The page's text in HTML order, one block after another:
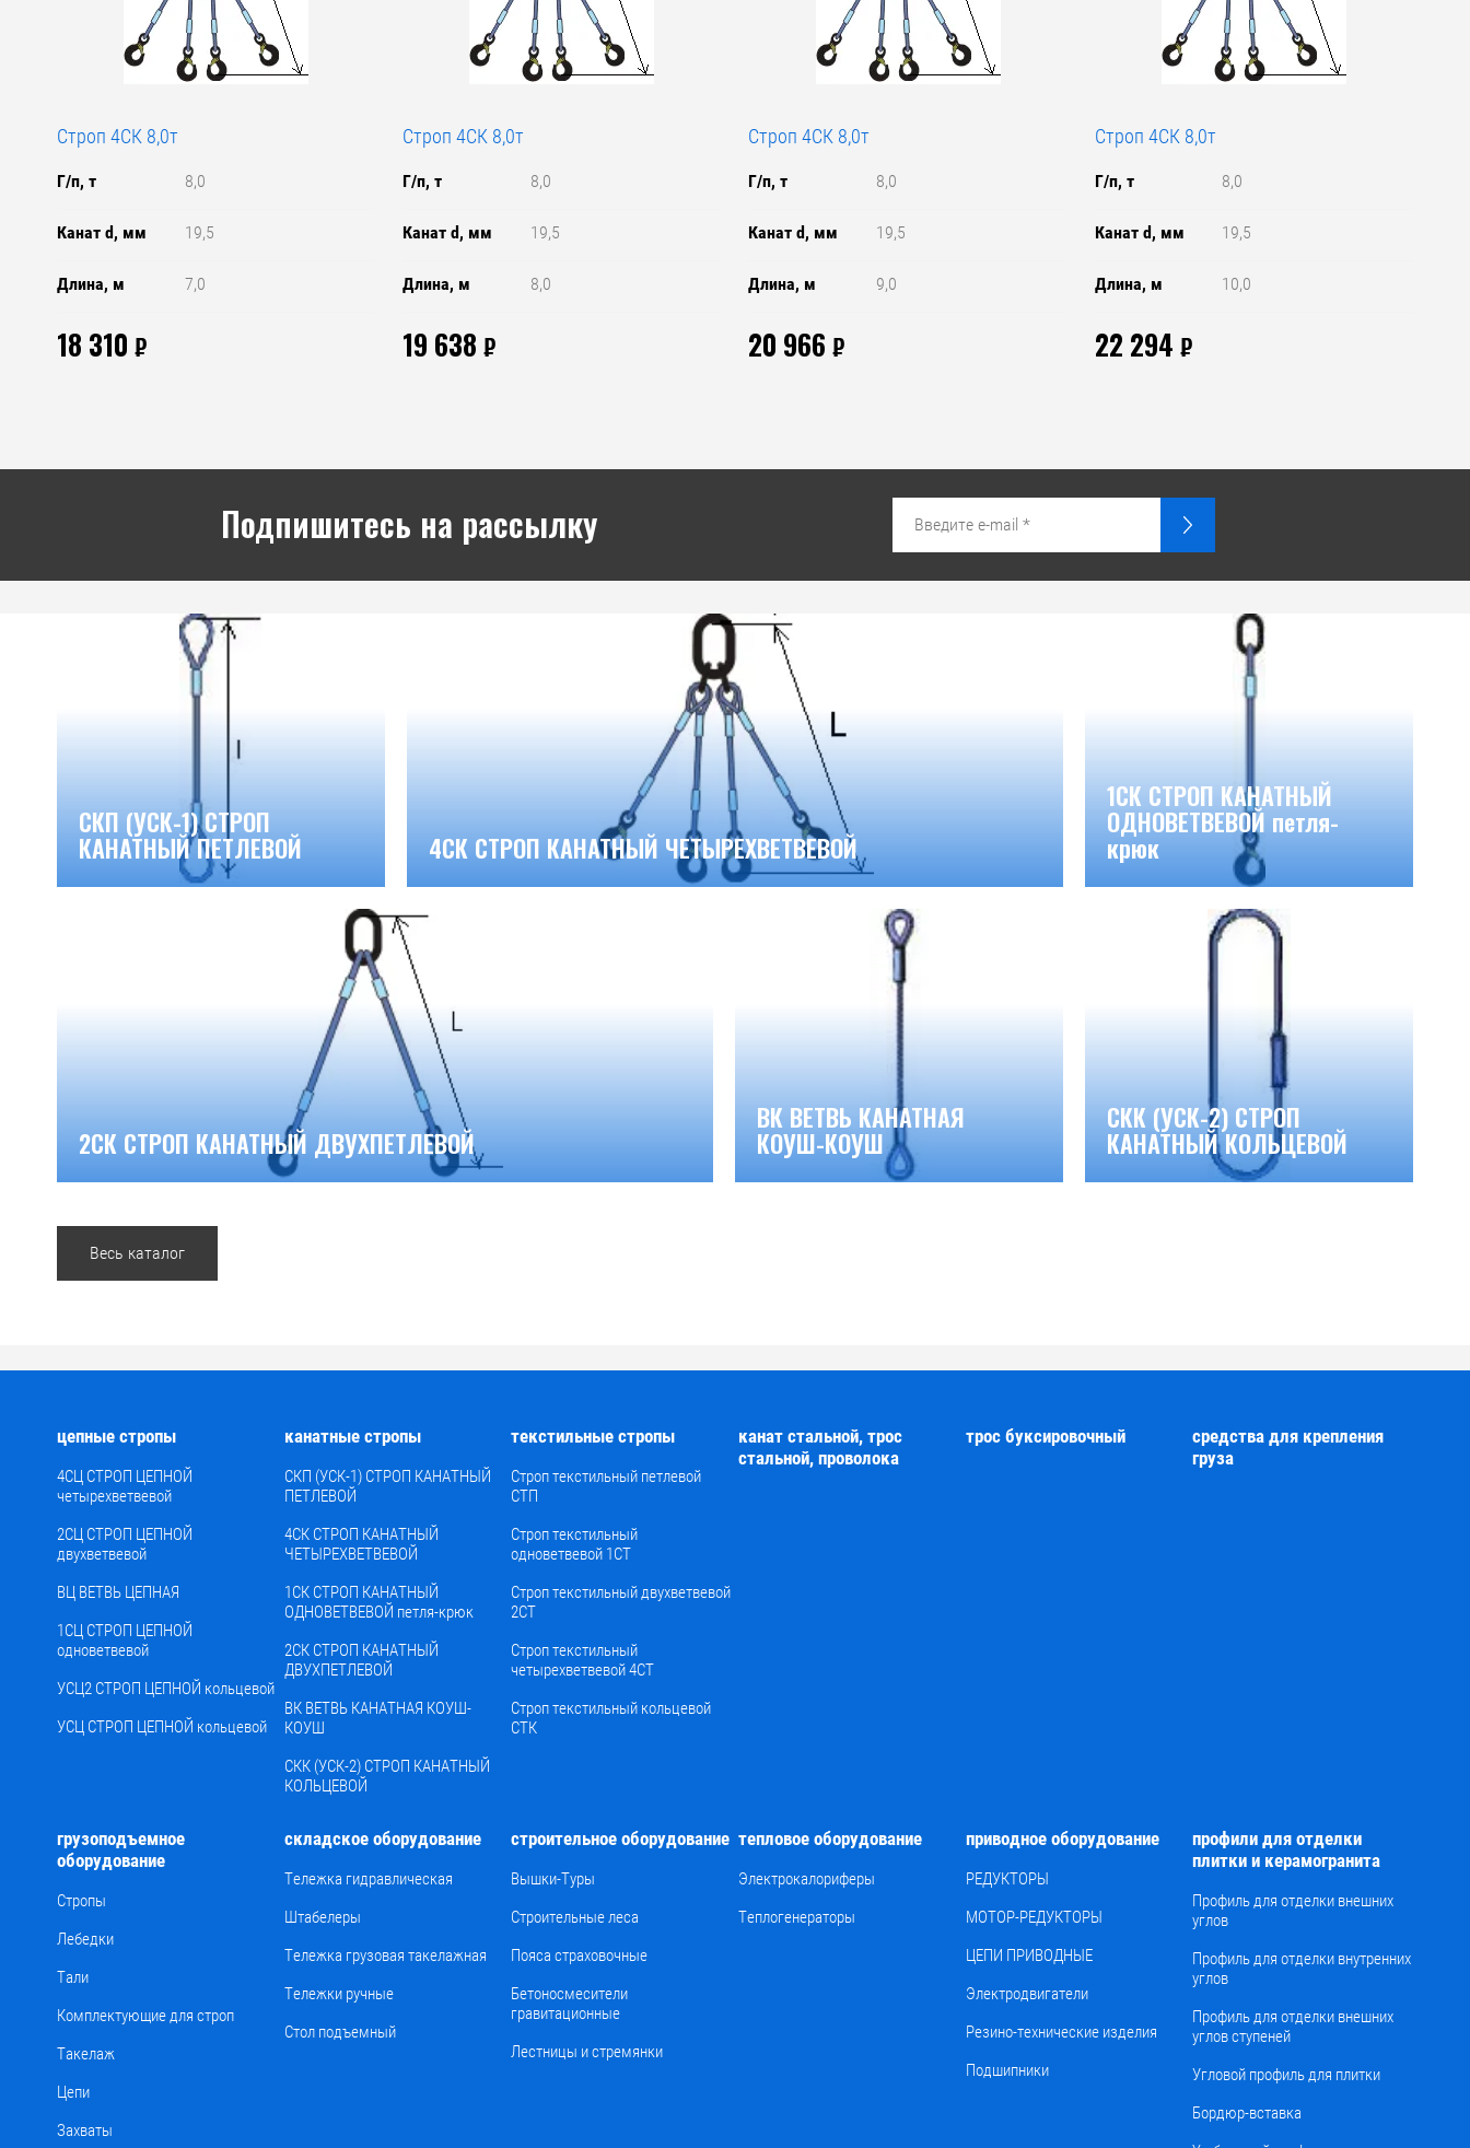
СКП (УСК-1) СТРОП
КАНАТНЫЙ ПЕТЛЕВОЙ 4СК СТРОП КАНАТНЫЙ ЧЕТЫРЕХВЕТВЕВОЙ
1СК СТРОП КАНАТНЫЙ
ОДНОВЕТВЕВОЙ петля-
крюк
2СК СТРОП КАНАТНЫЙ ДВУХПЕТЛЕВОЙ
ВК ВЕТВЬ КАНАТНАЯ
КОУШ-КОУШ
СКК (УСК-2) СТРОП
КАНАТНЫЙ КОЛЬЦЕВОЙ
Весь каталог
Строп 4СК 8,0т
Г/п, т 8,0
Канат d, мм 19,5
Длина, м 7,0
18 310 ₽
Строп 4СК 8,0т
Г/п, т 8,0
Канат d, мм 19,5
Длина, м 8,0
19 638 ₽
Строп 4СК 8,0т
Г/п, т 8,0
Канат d, мм 19,5
Длина, м 9,0
20 966 ₽
Строп 4СК 8,0т
Г/п, т 8,0
Канат d, мм 19,5
Длина, м 10,0
22 294 ₽
Подпишитесь на рассылку
цепные стропы
4СЦ СТРОП ЦЕПНОЙ
четырехветвевой
2СЦ СТРОП ЦЕПНОЙ
двухветвевой
ВЦ ВЕТВЬ ЦЕПНАЯ
1СЦ СТРОП ЦЕПНОЙ
одноветвевой
УСЦ2 СТРОП ЦЕПНОЙ кольцевой
УСЦ СТРОП ЦЕПНОЙ кольцевой
канатные стропы
СКП (УСК-1) СТРОП КАНАТНЫЙ
ПЕТЛЕВОЙ
4СК СТРОП КАНАТНЫЙ
ЧЕТЫРЕХВЕТВЕВОЙ
1СК СТРОП КАНАТНЫЙ
ОДНОВЕТВЕВОЙ петля-крюк
2СК СТРОП КАНАТНЫЙ
ДВУХПЕТЛЕВОЙ
ВК ВЕТВЬ КАНАТНАЯ КОУШ-
КОУШ
СКК (УСК-2) СТРОП КАНАТНЫЙ
КОЛЬЦЕВОЙ
текстильные стропы
Строп текстильный петлевой
СТП
Строп текстильный
одноветвевой 1СТ
Строп текстильный двухветвевой
2СТ
Строп текстильный
четырехветвевой 4СТ
Строп текстильный кольцевой
СТК
канат стальной, трос
стальной, проволока
трос буксировочный
средства для крепления
груза
грузоподъемное
оборудование
Стропы
Лебедки
Тали
Комплектующие для строп
Такелаж
Цепи
Захваты
складское оборудование
Тележка гидравлическая
Штабелеры
Тележка грузовая такелажная
Тележки ручные
Стол подъемный
строительное оборудование
Вышки-Туры
Строительные леса
Пояса страховочные
Бетоносмесители
гравитационные
Лестницы и стремянки
тепловое оборудование
Электрокалориферы
Теплогенераторы
приводное оборудование
РЕДУКТОРЫ
МОТОР-РЕДУКТОРЫ
ЦЕПИ ПРИВОДНЫЕ
Электродвигатели
Резино-технические изделия
Подшипники
профили для отделки
плитки и керамогранита
Профиль для отделки внешних
углов
Профиль для отделки внутренних
углов
Профиль для отделки внешних
углов ступеней
Угловой профиль для плитки
Бордюр-вставка